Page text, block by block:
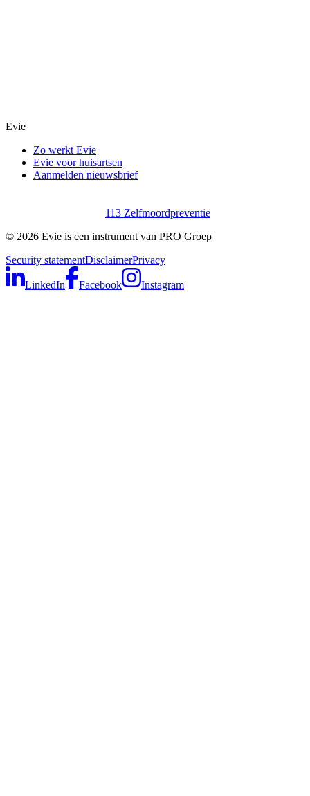
Evie
Zo werkt Evie
Evie voor huisartsen
Aanmelden nieuwsbrief
113 Zelfmoordpreventie
© 2026 Evie is een instrument van PRO Groep
Security statementDisclaimerPrivacy
LinkedIn Facebook Instagram